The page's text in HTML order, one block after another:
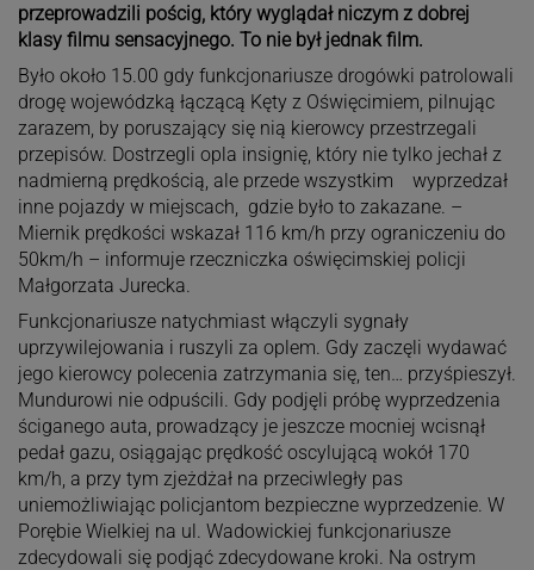
przeprowadzili pościg, który wyglądał niczym z dobrej
klasy filmu sensacyjnego. To nie był jednak film.
Było około 15.00 gdy funkcjonariusze drogówki patrolowali
drogę wojewódzką łączącą Kęty z Oświęcimiem, pilnując
zarazem, by poruszający się nią kierowcy przestrzegali
przepisów. Dostrzegli opla insignię, który nie tylko jechał z
nadmierną prędkością, ale przede wszystkim wyprzedzał
inne pojazdy w miejscach, gdzie było to zakazane. –
Miernik prędkości wskazał 116 km/h przy ograniczeniu do
50km/h – informuje rzeczniczka oświęcimskiej policji
Małgorzata Jurecka.
Funkcjonariusze natychmiast włączyli sygnały
uprzywilejowania i ruszyli za oplem. Gdy zaczęli wydawać
jego kierowcy polecenia zatrzymania się, ten… przyśpieszył.
Mundurowi nie odpuścili. Gdy podjęli próbę wyprzedzenia
ściganego auta, prowadzący je jeszcze mocniej wcisnął
pedał gazu, osiągając prędkość oscylującą wokół 170
km/h, a przy tym zjeżdżał na przeciwległy pas
uniemożliwiając policjantom bezpieczne wyprzedzenie. W
Porębie Wielkiej na ul. Wadowickiej funkcjonariusze
zdecydowali się podjąć zdecydowane kroki. Na ostrym